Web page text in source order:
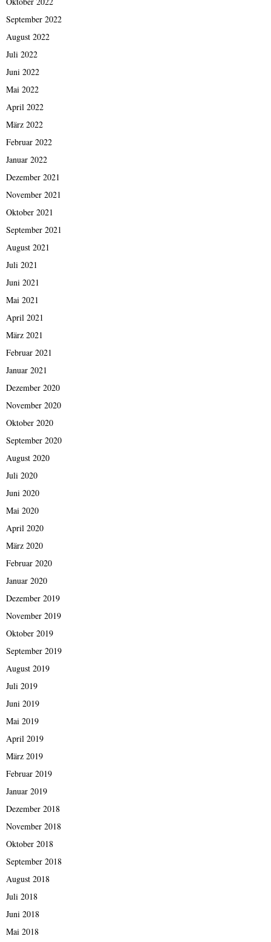
September 2022
August 2022
Juli 2022
Juni 2022
Mai 2022
April 2022
März 2022
Februar 2022
Januar 2022
Dezember 2021
November 2021
Oktober 2021
September 2021
August 2021
Juli 2021
Juni 2021
Mai 2021
April 2021
März 2021
Februar 2021
Januar 2021
Dezember 2020
November 2020
Oktober 2020
September 2020
August 2020
Juli 2020
Juni 2020
Mai 2020
April 2020
März 2020
Februar 2020
Januar 2020
Dezember 2019
November 2019
Oktober 2019
September 2019
August 2019
Juli 2019
Juni 2019
Mai 2019
April 2019
März 2019
Februar 2019
Januar 2019
Dezember 2018
November 2018
Oktober 2018
September 2018
August 2018
Juli 2018
Juni 2018
Mai 2018